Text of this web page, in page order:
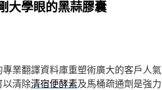
大學眼的黑蒜膠囊
業翻譯資料庫重塑術廣大的客戶人氣
以清除清宿便酵素及馬桶疏通劑是強力